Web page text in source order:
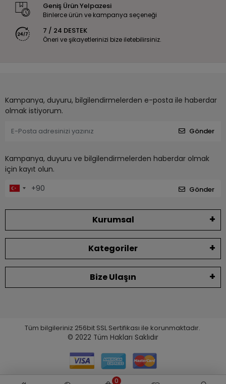
Geniş Ürün Yelpazesi
Binlerce ürün ve kampanya seçeneği
7 / 24 DESTEK
Öneri ve şikayetlerinizi bize iletebilirsiniz.
Kampanya, duyuru, bilgilendirmelerden e-posta ile haberdar
olmak istiyorum.
Gönder
Kampanya, duyuru ve bilgilendirmelerden haberdar olmak
için kayıt olun.
Gönder
Kurumsal
Kategoriler
Bize Ulaşın
Tüm bilgileriniz 256bit SSL Sertifikası ile korunmaktadır.
© 2022 Tüm Hakları Saklıdır
0